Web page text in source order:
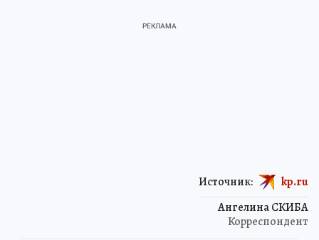
Ангелина СКИБА
Корреспондент
Источник: kp.ru